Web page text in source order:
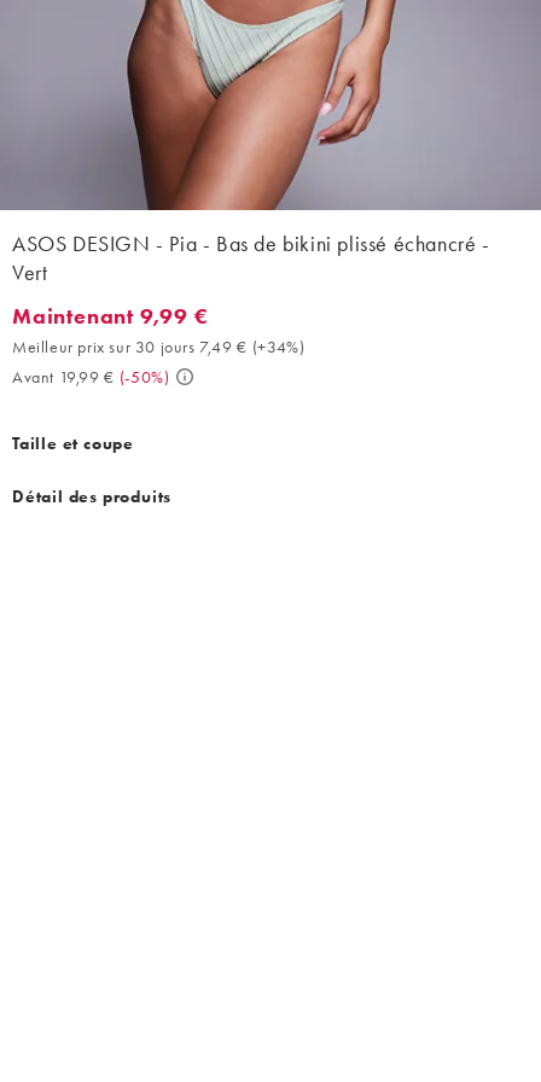
ASOS DESIGN - Pia - Bas de bikini plissé échancré -
Vert
Maintenant 9,99 €. Meilleur prix sur 30 jours 7,49 € (+34%).
Maintenant 9,99 €
Meilleur prix sur 30 jours 7,49 € (+34%)
Avant 19,99 € (-50%)
Taille et coupe
Détail des produits